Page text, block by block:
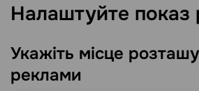
Налаштуйте показ
Укажіть місце
реклами